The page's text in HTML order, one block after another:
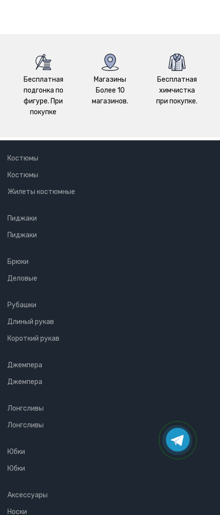
Бесплатная
подгонка по
фигуре. При
покупке
Магазины
Более 10
магазинов.
Бесплатная
химчистка
при покупке.
Костюмы
Костюмы
Жилеты костюмные
Пиджаки
Пиджаки
Брюки
Деловые
Рубашки
Длиный рукав
Короткий рукав
Джемпера
Джемпера
Лонгсливы
Лонгсливы
Юбки
Юбки
Аксессуары
Носки